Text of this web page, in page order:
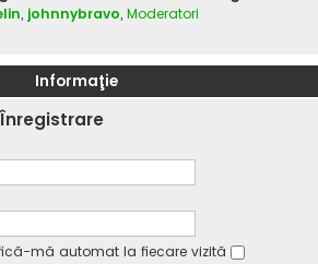
, johnnybravo, Moderatori
Informaţie
Înregistrare
mă automat la fiecare vizită